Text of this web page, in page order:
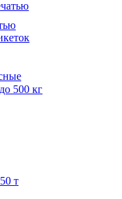
500 кг
т